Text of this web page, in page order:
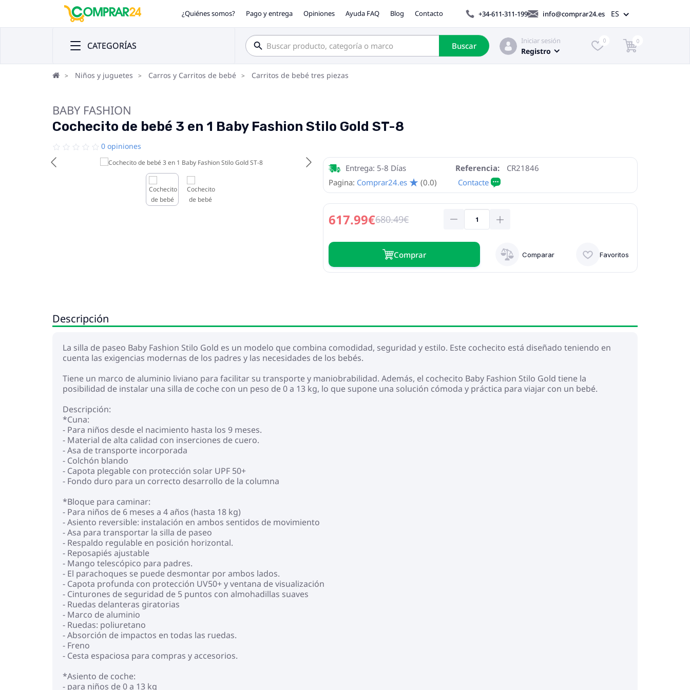
¿Quiénes somos? Pago y entrega Opiniones Ayuda FAQ Blog Contacto +34-611-311-199 info@comprar24.es ES
CATEGORÍAS Buscar
Iniciar sesión
Registro
0 0
Niños y juguetes Carros y Carritos de bebé Carritos de bebé tres piezas
BABY FASHION
Cochecito de bebé 3 en 1 Baby Fashion Stilo Gold ST-8
0 opiniones
Entrega: 5-8 Días Referencia:
CR21846
Pagina: Comprar24.es (0.0)
617.99€680.49€
Сomprar Favoritos
Comparar
Descripción
La silla de paseo Baby Fashion Stilo Gold es un modelo que combina comodidad, seguridad y estilo. Este cochecito está diseñado teniendo en
cuenta las exigencias modernas de los padres y las necesidades de los bebés.
Tiene un marco de aluminio liviano para facilitar su transporte y maniobrabilidad. Además, el cochecito Baby Fashion Stilo Gold tiene la
posibilidad de instalar una silla de coche con un peso de 0 a 13 kg, lo que supone una solución cómoda y práctica para viajar con un bebé.
Descripción:
*Cuna:
- Para niños desde el nacimiento hasta los 9 meses.
- Material de alta calidad con inserciones de cuero.
- Asa de transporte incorporada
- Colchón blando
- Capota plegable con protección solar UPF 50+
- Fondo duro para un correcto desarrollo de la columna
*Bloque para caminar:
- Para niños de 6 meses a 4 años (hasta 18 kg)
- Asiento reversible: instalación en ambos sentidos de movimiento
- Asa para transportar la silla de paseo
- Respaldo regulable en posición horizontal.
- Reposapiés ajustable
- Mango telescópico para padres.
- El parachoques se puede desmontar por ambos lados.
- Capota profunda con protección UV50+ y ventana de visualización
- Cinturones de seguridad de 5 puntos con almohadillas suaves
- Ruedas delanteras giratorias
- Marco de aluminio
- Ruedas: poliuretano
- Absorción de impactos en todas las ruedas.
- Freno
- Cesta espaciosa para compras y accesorios.
*Asiento de coche:
- para niños de 0 a 13 kg